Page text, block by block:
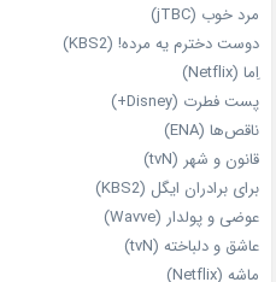
مرد خوب (jTBC)
دوست دخترم یه مرده! (KBS2)
اِما (Netflix)
پست فطرت (Disney+)
ناقص‌ها (ENA)
قانون و شهر (tvN)
برای برادران ایگل (KBS2)
عوضی و پولدار (Wavve)
عاشق و دلباخته (tvN)
ماشه (Netflix)